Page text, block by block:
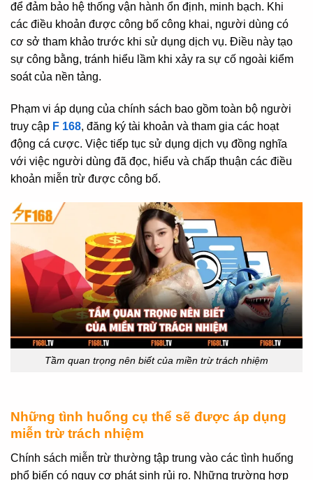
để đảm bảo hệ thống vận hành ổn định, minh bạch. Khi
các điều khoản được công bố công khai, người dùng có
cơ sở tham khảo trước khi sử dụng dịch vụ. Điều này tạo
sự công bằng, tránh hiểu lầm khi xảy ra sự cố ngoài kiểm
soát của nền tảng.
Phạm vi áp dụng của chính sách bao gồm toàn bộ người
truy cập F 168, đăng ký tài khoản và tham gia các hoạt
động cá cược. Việc tiếp tục sử dụng dịch vụ đồng nghĩa
với việc người dùng đã đọc, hiểu và chấp thuận các điều
khoản miễn trừ được công bố.
Tầm quan trọng nên biết của miền trừ trách nhiệm
Những tình huống cụ thể sẽ được áp dụng
miễn trừ trách nhiệm
Chính sách miễn trừ thường tập trung vào các tình huống
phổ biến có nguy cơ phát sinh rủi ro. Những trường hợp